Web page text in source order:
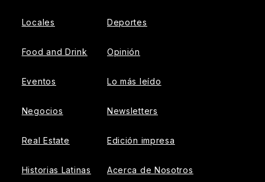
Locales
Food and Drink
Eventos
Negocios
Real Estate
Historias Latinas
Deportes
Opinión
Lo más leído
Newsletters
Edición impresa
Acerca de Nosotros